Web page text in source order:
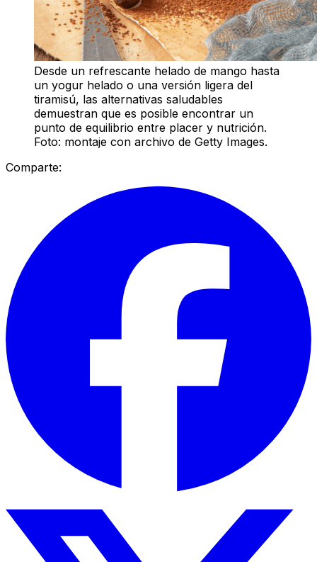
Desde un refrescante helado de mango hasta
un yogur helado o una versión ligera del
tiramisú, las alternativas saludables
demuestran que es posible encontrar un
punto de equilibrio entre placer y nutrición.
Foto: montaje con archivo de Getty Images.
Comparte: